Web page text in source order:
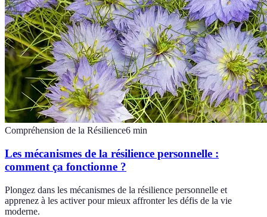
Compréhension de la Résilience6 min
Les mécanismes de la résilience personnelle :
comment ça fonctionne ?
Plongez dans les mécanismes de la résilience personnelle et
apprenez à les activer pour mieux affronter les défis de la vie
moderne.